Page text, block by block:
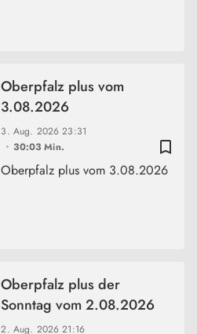
bookmark_border
3. Aug. 202623:31
30:03 Min.
Oberpfalz plus vom
3.08.2026
Oberpfalz plus vom 3.08.2026
2. Aug. 202621:16
Oberpfalz plus der
Sonntag vom 2.08.2026